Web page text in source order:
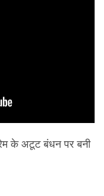
के अटूट बंधन पर बनी